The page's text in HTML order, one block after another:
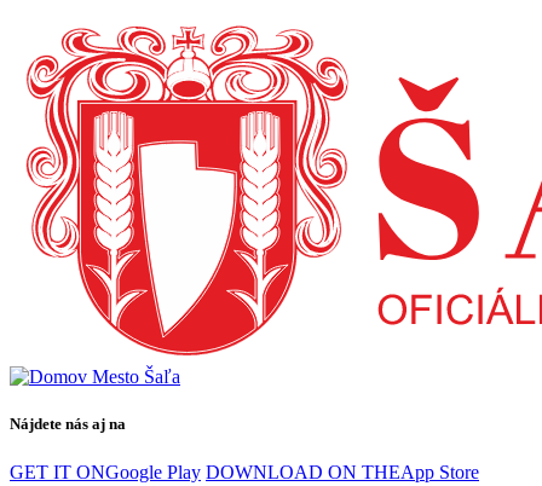
Nájdete nás aj na
GET IT ONGoogle Play DOWNLOAD ON THEApp Store